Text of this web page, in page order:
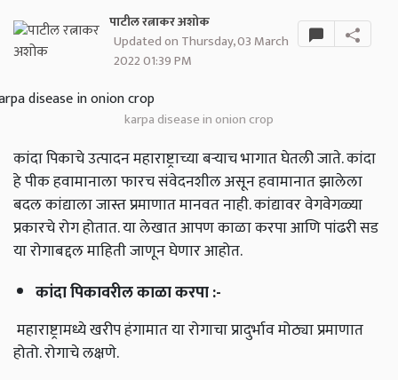
पाटील रत्नाकर अशोक
Updated on Thursday, 03 March
2022 01:39 PM
karpa disease in onion crop
कांदा पिकाचे उत्पादन महाराष्ट्राच्या बऱ्याच भागात घेतली जाते.कांदा
हे पीक हवामानाला फारच संवेदनशील असून हवामानात झालेला
बदल कांद्याला जास्त प्रमाणात मानवत नाही.कांद्यावर वेगवेगळ्या
प्रकारचे रोग होतात.या लेखात आपण काळा करपा आणि पांढरी सड
या रोगाबद्दल माहिती जाणून घेणार आहोत.
कांदा पिकावरील काळा करपा:-
महाराष्ट्रामध्ये खरीप हंगामात या रोगाचा प्रादुर्भाव मोठ्या प्रमाणात
होतो.रोगाचे लक्षणे.